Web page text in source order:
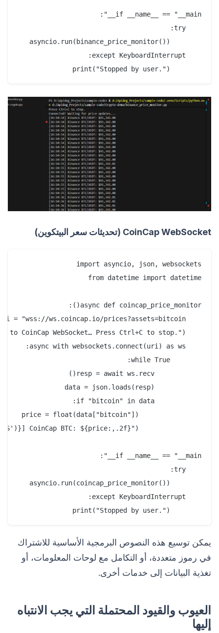
CoinCap WebSocket (تحديثات سعر البيتكوين)
يمكن توسيع هذه النصوص البرمجية الأساسية للاشتراك
في رموز متعددة، أو التكامل مع لوحات المعلومات، أو
تغذية البيانات إلى خدمات أخرى.
العيوب والقيود المحتملة التي يجب الانتباه
إليها